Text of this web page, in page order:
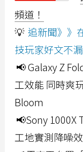
頻道！
💡 追新聞》》
技玩家好文不漏
📢 Galaxy Z
工效能 同時爽
Bloom
📢Sony 1000X
工地實測降噪